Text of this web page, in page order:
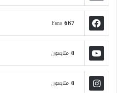
667
Fans
0 متابعون
0 متابعون